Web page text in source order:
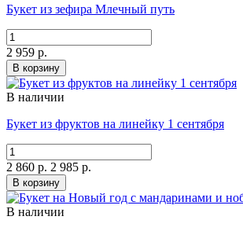
Букет из зефира Млечный путь
2 959 р.
В корзину
В наличии
Букет из фруктов на линейку 1 сентября
2 860 р. 2 985 р.
В корзину
В наличии